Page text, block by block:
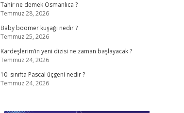
Tahir ne demek Osmanlıca ?
Temmuz 28, 2026
Baby boomer kuşağı nedir ?
Temmuz 25, 2026
Kardeşlerim’in yeni dizisi ne zaman başlayacak ?
Temmuz 24, 2026
10. sınıfta Pascal üçgeni nedir ?
Temmuz 24, 2026